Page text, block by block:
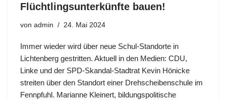
Flüchtlingsunterkünfte bauen!
von admin 24. Mai 2024
Immer wieder wird über neue Schul-Standorte in
Lichtenberg gestritten. Aktuell in den Medien: CDU,
Linke und der SPD-Skandal-Stadtrat Kevin Hönicke
streiten über den Standort einer Drehscheibenschule im
Fennpfuhl. Marianne Kleinert, bildungspolitische